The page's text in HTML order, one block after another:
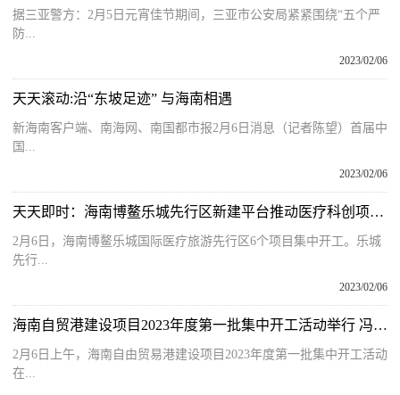
据三亚警方：2月5日元宵佳节期间，三亚市公安局紧紧围绕“五个严
防...
2023/02/06
天天滚动:沿“东坡足迹” 与海南相遇
新海南客户端、南海网、南国都市报2月6日消息（记者陈望）首届中
国...
2023/02/06
天天即时：海南博鳌乐城先行区新建平台推动医疗科创项目转化落地
2月6日，海南博鳌乐城国际医疗旅游先行区6个项目集中开工。乐城
先行...
2023/02/06
海南自贸港建设项目2023年度第一批集中开工活动举行 冯飞宣布开工
2月6日上午，海南自由贸易港建设项目2023年度第一批集中开工活动
在...